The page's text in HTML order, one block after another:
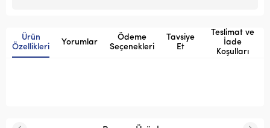
Ürün
Özellikleri
Yorumlar
Ödeme
Seçenekleri
Tavsiye
Et
Teslimat ve
İade
Koşulları